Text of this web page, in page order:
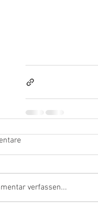
verfassen...